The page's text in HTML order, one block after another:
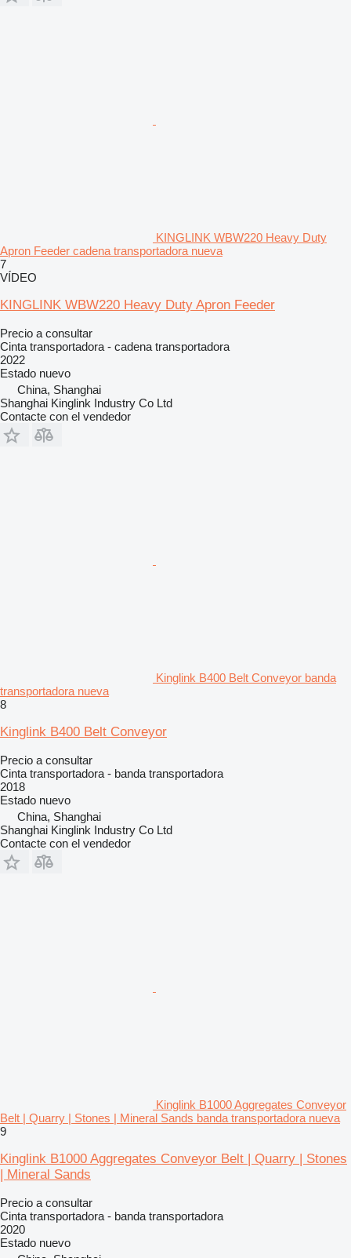
KINGLINK WBW220 Heavy Duty
Apron Feeder cadena transportadora nueva
7
VÍDEO
KINGLINK WBW220 Heavy Duty Apron Feeder
Precio a consultar
Cinta transportadora - cadena transportadora
2022
Estado nuevo
China, Shanghai
Shanghai Kinglink Industry Co Ltd
Contacte con el vendedor
Kinglink B400 Belt Conveyor banda
transportadora nueva
8
Kinglink B400 Belt Conveyor
Precio a consultar
Cinta transportadora - banda transportadora
2018
Estado nuevo
China, Shanghai
Shanghai Kinglink Industry Co Ltd
Contacte con el vendedor
Kinglink B1000 Aggregates Conveyor
Belt | Quarry | Stones | Mineral Sands banda transportadora nueva
9
Kinglink B1000 Aggregates Conveyor Belt | Quarry | Stones
| Mineral Sands
Precio a consultar
Cinta transportadora - banda transportadora
2020
Estado nuevo